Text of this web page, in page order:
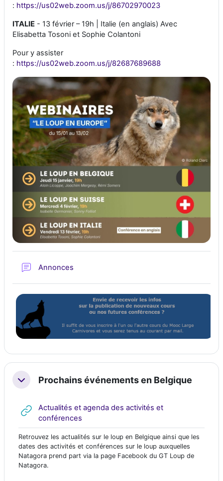
: https://us02web.zoom.us/j/86702970023
ITALIE - 13 février – 19h | Italie (en anglais) Avec
Elisabetta Tosoni et Sophie Colantoni
Pour y assister
: https://us02web.zoom.us/j/82687689688
Annonces
ReplierProchains événements en Belgique
Actualités et agenda des activités et
conférences
Retrouvez les actualités sur le loup en Belgique ainsi que les
dates des activités et conférences sur le loup auxquelles
Natagora prend part via la page Facebook du GT Loup de
Natagora.